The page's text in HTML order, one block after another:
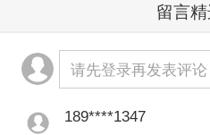
与此同时，美国劳
雇佣、低裁员”的均
为4.3%，但就业
留言
请先登录再发表评论
189****1347